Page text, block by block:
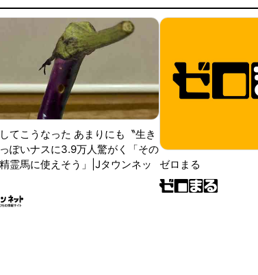
てこうなった あまりにも〝生き
ぽいナスに3.9万人驚がく「その
霊馬に使えそう」|Jタウンネッ
ゼロまる